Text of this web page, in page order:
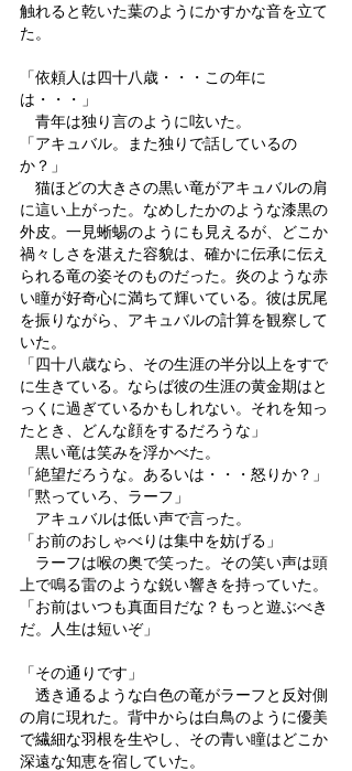
触れると乾いた葉のようにかすかな音を立て
た。
「依頼人は四十八歳・・・この年に
は・・・」
青年は独り言のように呟いた。
「アキュバル。また独りで話しているの
か？」
猫ほどの大きさの黒い竜がアキュバルの肩
に這い上がった。なめしたかのような漆黒の
外皮。一見蜥蜴のようにも見えるが、どこか
禍々しさを湛えた容貌は、確かに伝承に伝え
られる竜の姿そのものだった。炎のような赤
い瞳が好奇心に満ちて輝いている。彼は尻尾
を振りながら、アキュバルの計算を観察して
いた。
「四十八歳なら、その生涯の半分以上をすで
に生きている。ならば彼の生涯の黄金期はと
っくに過ぎているかもしれない。それを知っ
たとき、どんな顔をするだろうな」
黒い竜は笑みを浮かべた。
「絶望だろうな。あるいは・・・怒りか？」
「黙っていろ、ラーフ」
アキュバルは低い声で言った。
「お前のおしゃべりは集中を妨げる」
ラーフは喉の奥で笑った。その笑い声は頭
上で鳴る雷のような鋭い響きを持っていた。
「お前はいつも真面目だな？もっと遊ぶべき
だ。人生は短いぞ」
「その通りです」
透き通るような白色の竜がラーフと反対側
の肩に現れた。背中からは白鳥のように優美
で繊細な羽根を生やし、その青い瞳はどこか
深遠な知恵を宿していた。